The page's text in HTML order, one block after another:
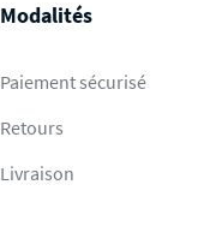
Modalités
Paiement sécurisé
Retours
Livraison